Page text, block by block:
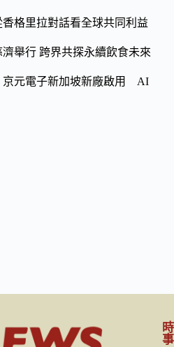
格里拉對話看全球共同利益
舉行 跨界共探永續飲食未來
元電子新加坡新廠啟用 AI
時
事